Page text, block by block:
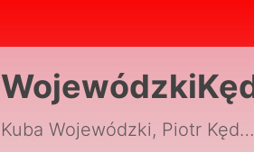
Kuba Wojewódzki, Piotr Kędzierski